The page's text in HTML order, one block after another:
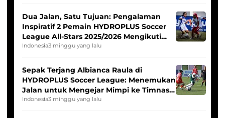
Dua Jalan, Satu Tujuan: Pengalaman
Inspiratif 2 Pemain HYDROPLUS Soccer
League All-Stars 2025/2026 Mengikuti
Seleksi Timnas Indonesia Putri
Indonesia3 minggu yang lalu
Sepak Terjang Albianca Raula di
HYDROPLUS Soccer League: Menemukan
Jalan untuk Mengejar Mimpi ke Timnas
Indonesia Putri
Indonesia3 minggu yang lalu